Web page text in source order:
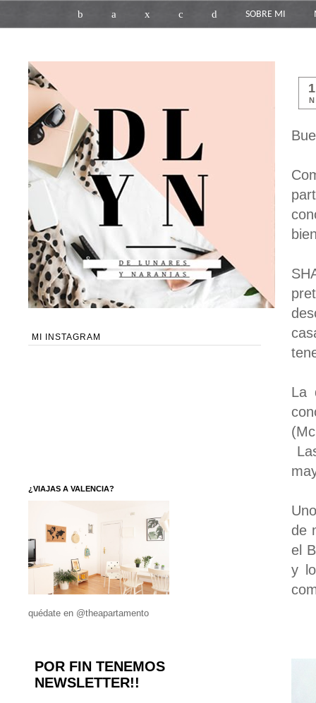
b a x c d SOBRE MI
La
de
el
y
MI INSTAGRAM
¿VIAJAS A VALENCIA?
quédate en @theapartamento
POR FIN TENEMOS
NEWSLETTER!!